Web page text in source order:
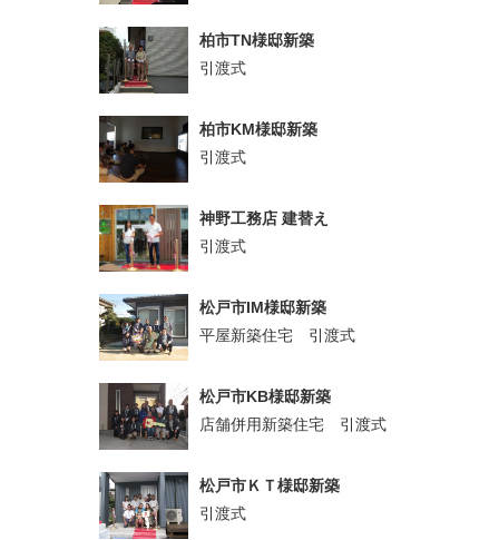
柏市TN様邸新築
引渡式
柏市KM様邸新築
引渡式
神野工務店 建替え
引渡式
松戸市IM様邸新築
平屋新築住宅 引渡式
松戸市KB様邸新築
店舗併用新築住宅 引渡式
松戸市ＫＴ様邸新築
引渡式